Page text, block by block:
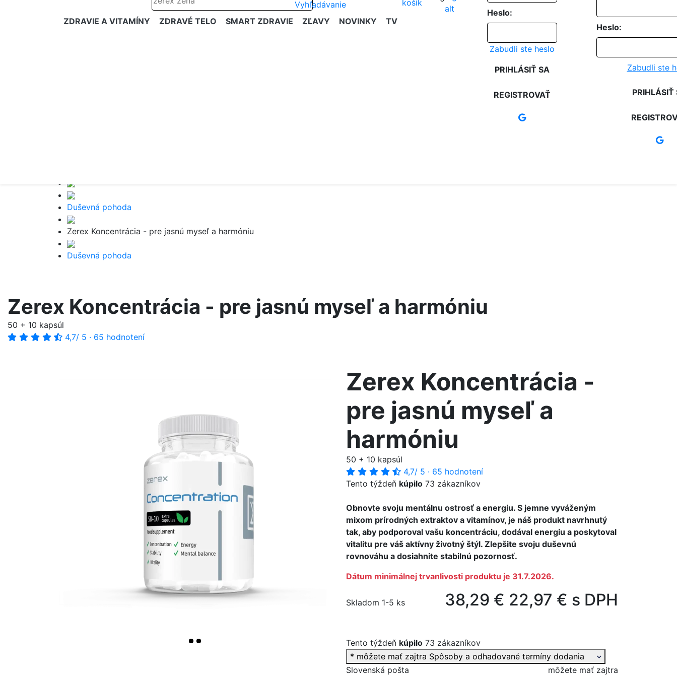
ZDRAVIE A VITAMÍNY ZDRAVÉ TELO SMART ZDRAVIE ZĽAVY NOVINKY TV
Heslo:
Zabudli ste heslo
PRIHLÁSIŤ SA
REGISTROVAŤ
Heslo:
Zabudli ste
PRIHLÁSIŤ
Duševná pohoda
Zerex Koncentrácia - pre jasnú myseľ a harmóniu
Duševná pohoda
Zerex Koncentrácia - pre jasnú myseľ a harmóniu
50 + 10 kapsúl
4,7/ 5 · 65 hodnotení
Zerex Koncentrácia -
pre jasnú myseľ a
harmóniu
50 + 10 kapsúl
4,7/ 5 · 65 hodnotení
Tento týždeň kúpilo 73 zákazníkov
Obnovte svoju mentálnu ostrosť a energiu. S jemne vyváženým
mixom prírodných extraktov a vitamínov, je náš produkt navrhnutý
tak, aby podporoval vašu koncentráciu, dodával energiu a poskytoval
vitalitu pre váš aktívny životný štýl. Zlepšite svoju duševnú
rovnováhu a dosiahnite stabilnú pozornosť.
Dátum minimálnej trvanlivosti produktu je 31.7.2026.
Skladom 1-5 ks 38,29 € 22,97 € s DPH
Tento týždeň kúpilo 73 zákazníkov
* môžete mať zajtra Spôsoby a odhadované termíny dodania
Slovenská pošta
môžete mať zajtra